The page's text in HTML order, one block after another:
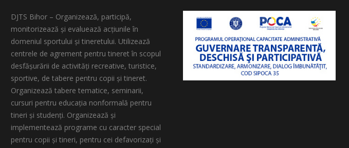
DJTS Bihor – Organizează, participă,
monitorizează şi evaluează acţiunile în
domeniul sportului şi tineretului. Utilizează
centrele de agrement pentru tineret în scopul
desfăşurării de activităţi recreative, turistice,
sportive, de tabere pentru copii şi tineret.
Organizează tabere tematice, seminarii,
cursuri pentru educaţia nonformală pentru
tineri şi studenţi. Organizează şi
implementează programe cu caracter special
pentru copii şi tineri, pentru cei defavorizați și